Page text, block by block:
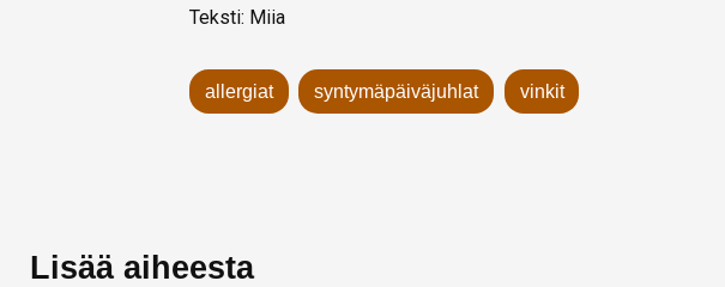
Teksti: Miia
allergiat syntymäpäiväjuhlat vinkit
Lisää aiheesta